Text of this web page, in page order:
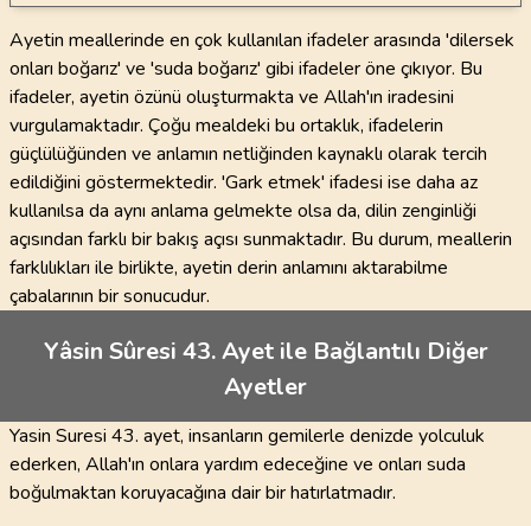
Ayetin meallerinde en çok kullanılan ifadeler arasında 'dilersek
onları boğarız' ve 'suda boğarız' gibi ifadeler öne çıkıyor. Bu
ifadeler, ayetin özünü oluşturmakta ve Allah'ın iradesini
vurgulamaktadır. Çoğu mealdeki bu ortaklık, ifadelerin
güçlülüğünden ve anlamın netliğinden kaynaklı olarak tercih
edildiğini göstermektedir. 'Gark etmek' ifadesi ise daha az
kullanılsa da aynı anlama gelmekte olsa da, dilin zenginliği
açısından farklı bir bakış açısı sunmaktadır. Bu durum, meallerin
farklılıkları ile birlikte, ayetin derin anlamını aktarabilme
çabalarının bir sonucudur.
Yâsin Sûresi 43. Ayet ile Bağlantılı Diğer
Ayetler
Yasin Suresi 43. ayet, insanların gemilerle denizde yolculuk
ederken, Allah'ın onlara yardım edeceğine ve onları suda
boğulmaktan koruyacağına dair bir hatırlatmadır.